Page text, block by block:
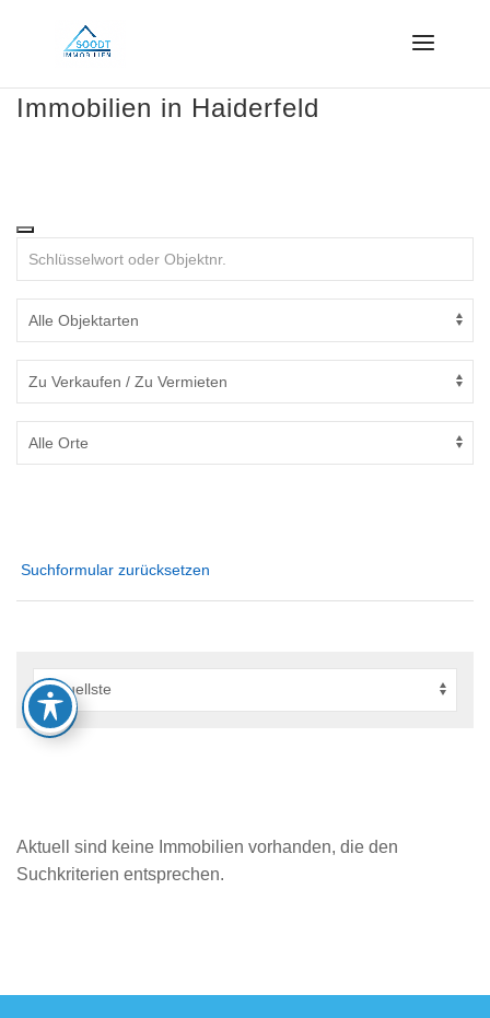
Immobilien in Haiderfeld
Suchformular zurücksetzen
Aktuell sind keine Immobilien vorhanden, die den
Suchkriterien entsprechen.